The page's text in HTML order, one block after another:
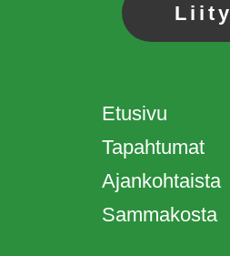
Liity
Etusivu
Tapahtumat
Ajankohtaista
Sammakosta